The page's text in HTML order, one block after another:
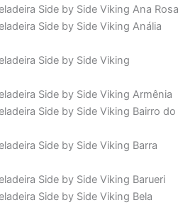
Side by Side Viking Ana Rosa
Side by Side Viking Anália
Side by Side Viking
Side by Side Viking Armênia
Side by Side Viking Bairro do
Side by Side Viking Barra
Side by Side Viking Barueri
Side by Side Viking Bela